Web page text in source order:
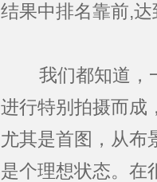
结果中排名靠前,
我们都知道，一
进行特别拍摄而成
尤其是首图，从布
是个理想状态。在